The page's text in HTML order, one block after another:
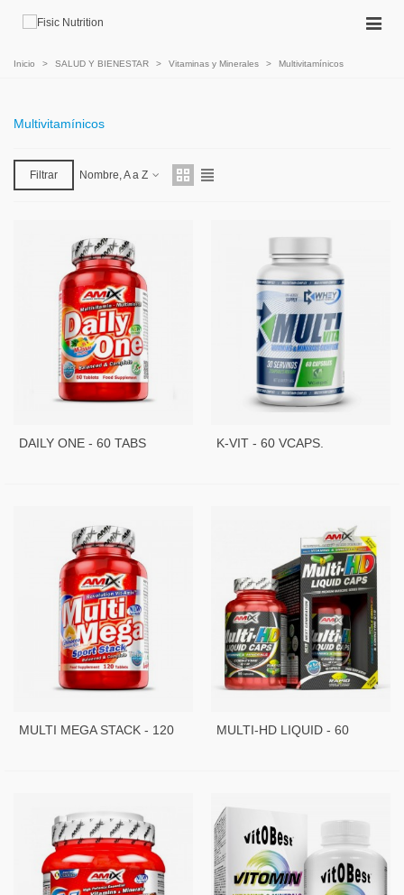
Inicio > SALUD Y BIENESTAR > Vitaminas y Minerales > Multivitamínicos
Multivitamínicos
Filtrar Nombre, A a Z
DAILY ONE - 60 TABS K-VIT - 60 VCAPS.
MULTI MEGA STACK - 120
MULTI-HD LIQUID - 60